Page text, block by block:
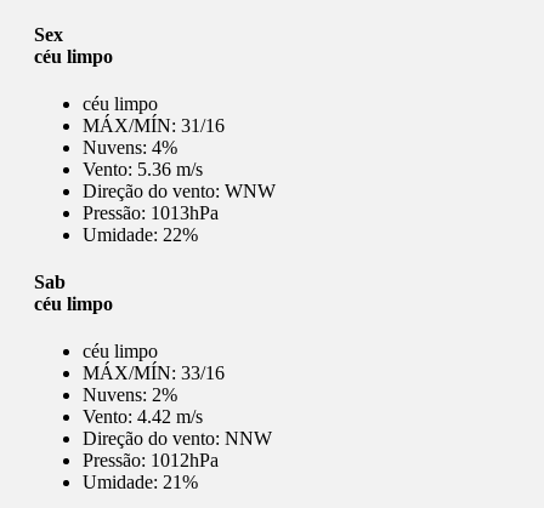
Sex
céu limpo
céu limpo
MÁX/MÍN: 31/16
Nuvens: 4%
Vento: 5.36 m/s
Direção do vento: WNW
Pressão: 1013hPa
Umidade: 22%
Sab
céu limpo
céu limpo
MÁX/MÍN: 33/16
Nuvens: 2%
Vento: 4.42 m/s
Direção do vento: NNW
Pressão: 1012hPa
Umidade: 21%